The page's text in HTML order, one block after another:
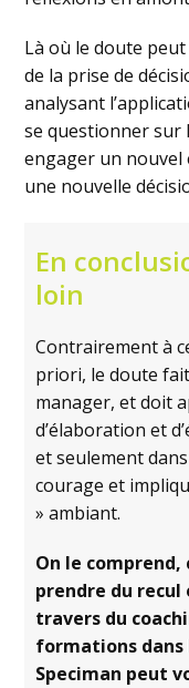
Là où le doute
de la prise de
analysant
se questionner sur
engager un nouvel
une nouvelle
En
loin
Contrairement à
priori, le doute
manager, et doit
d’élaboration et
et seulement
courage et
» ambiant.
On le
prendre du recul
travers du
formations dans
Speciman peut